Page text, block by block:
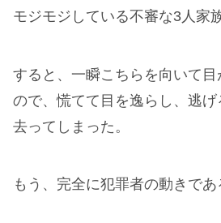
モジモジしている不審な3人家族
すると、一瞬こちらを向いて
ので、慌てて目を逸らし、逃
去ってしまった。
もう、完全に犯罪者の動きであ